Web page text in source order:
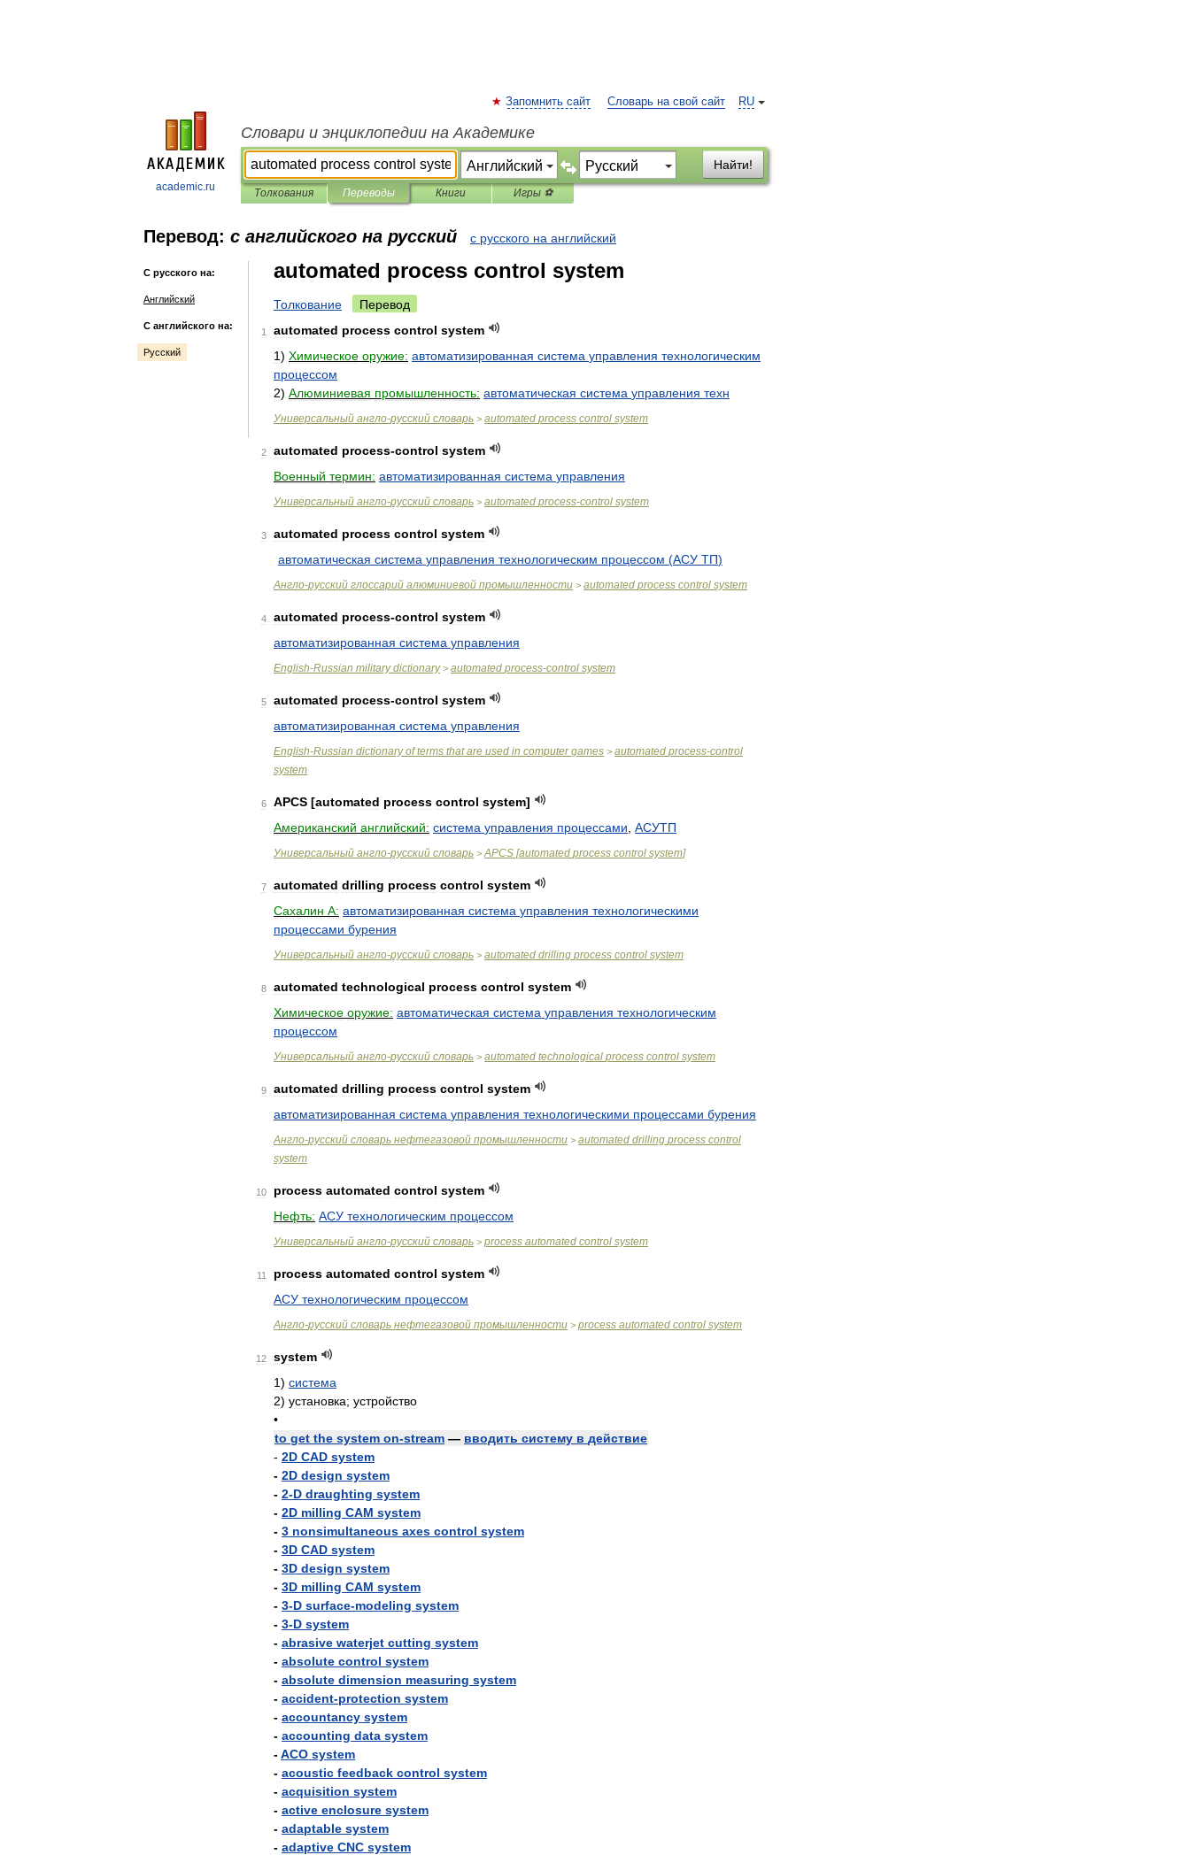
academic.ru
RU
Запомнить сайт Словарь на свой сайт
Словари и энциклопедии на Академике
Найти!
Толкования Переводы Книги Игры ⚽
Перевод: с английского на русский с русского на английский
С русского на:
Английский
С английского на:
Русский
automated process control system
Толкование Перевод
1 automated process control system
1) Химическое оружие: автоматизированная система управления технологическим
процессом
2) Алюминиевая промышленность: автоматическая система управления техн
Универсальный англо-русский словарь > automated process control system
2 automated process-control system
Военный термин: автоматизированная система управления
Универсальный англо-русский словарь > automated process-control system
3 automated process control system
автоматическая система управления технологическим процессом (АСУ ТП)
Англо-русский глоссарий алюминиевой промышленности > automated process control system
4 automated process-control system
автоматизированная система управления
English-Russian military dictionary> automated process-control system
5 automated process-control system
автоматизированная система управления
English-Russian dictionary of terms that are used in computer games > automated process-control
system
6 APCS [automated process control system]
Американский английский: система управления процессами АСУТП
Универсальный англо-русский словарь > APCS [automated process control system]
7 automated drilling process control system
Сахалин А: автоматизированная система управления технологическими
процессами бурения
Универсальный англо-русский словарь > automated drilling process control system
8 automated technological process control system
Химическое оружие: автоматическая система управления технологическим
процессом
Универсальный англо-русский словарь > automated technological process control system
9 automated drilling process control system
автоматизированная система управления технологическими процессами бурения
Англо-русский словарь нефтегазовой промышленности > automated drilling process control
system
10 process automated control system
Нефть: АСУ технологическим процессом
Универсальный англо-русский словарь > process automated control system
11 process automated control system
АСУ технологическим процессом
Англо-русский словарь нефтегазовой промышленности > process automated control system
12
system
1) система
2) установка; устройство
•
to get the system on-stream — вводить систему в действие
- 2D CAD system
- 2D design system
- 2-D draughting system
- 2D milling CAM system
- 3 nonsimultaneous axes control system
- 3D CAD system
- 3D design system
- 3D milling CAM system
- 3-D surface-modeling system
- 3-D system
- abrasive waterjet cutting system
- absolute control system
- absolute dimension measuring system
- accident-protection system
- accountancy system
- accounting data system
-ACO system
- acoustic feedback control system
- acquisition system
- active enclosure system
- adaptable system
- adaptive CNC system